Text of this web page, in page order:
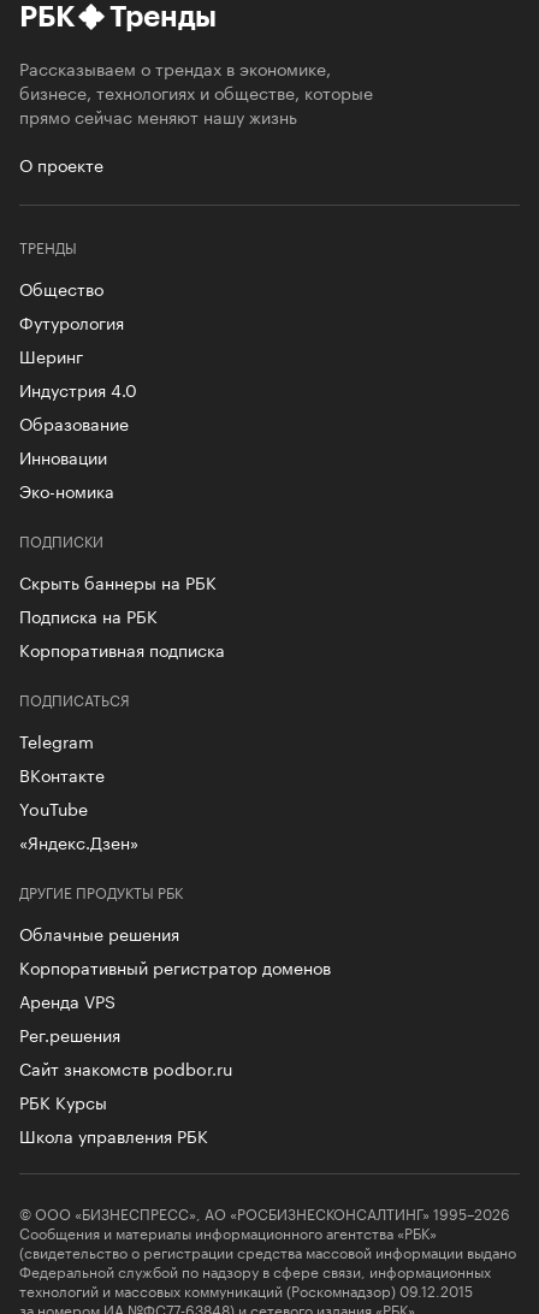
РБК Тренды
Рассказываем о трендах в экономике,
бизнесе, технологиях и обществе, которые
прямо сейчас меняют нашу жизнь
О проекте
ТРЕНДЫ
Общество
Футурология
Шеринг
Индустрия 4.0
Образование
Инновации
Эко-номика
ПОДПИСКИ
Скрыть баннеры на РБК
Подписка на РБК
Корпоративная подписка
ДРУГИЕ ПРОДУКТЫ РБК
Облачные решения
Корпоративный регистратор доменов
Аренда VPS
Рег.решения
Сайт знакомств podbor.ru
РБК Курсы
Школа управления РБК
ПОДПИСАТЬСЯ
Telegram
ВКонтакте
YouTube
«Яндекс.Дзен»
© ООО «БИЗНЕСПРЕСС», АО «РОСБИЗНЕСКОНСАЛТИНГ» 1995–2026
Сообщения и материалы информационного агентства «РБК»
(свидетельство о регистрации средства массовой информации выдано
Федеральной службой по надзору в сфере связи, информационных
технологий и массовых коммуникаций (Роскомнадзор) 09.12.2015
за номером ИА №ФС77-63848) и сетевого издания «РБК»